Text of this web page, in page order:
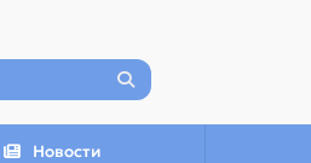
Новости